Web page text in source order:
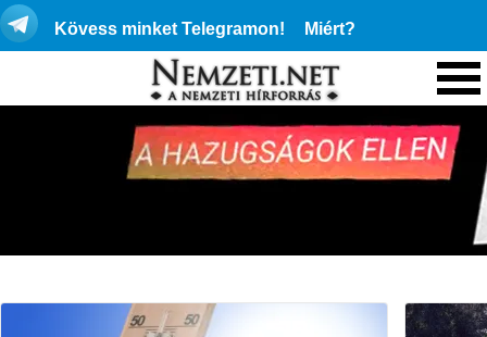
Kövess minket Telegramon! Miért?